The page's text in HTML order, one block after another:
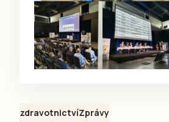
zdravotnictvíZprávy